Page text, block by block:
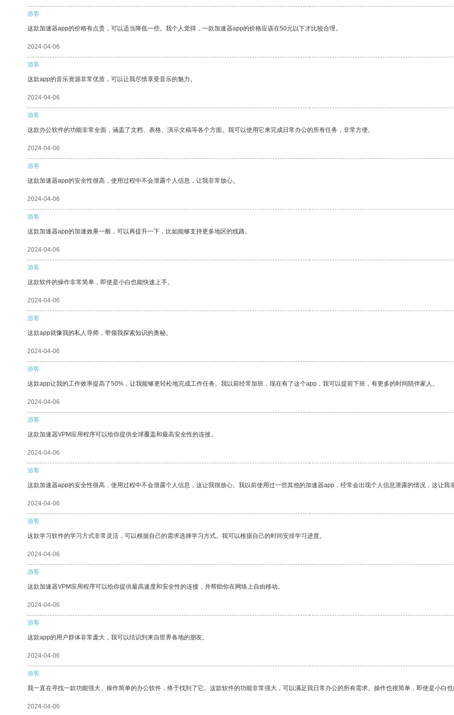
游客
这款加速器app的价格有点贵，可以适当降低一些。我个人觉得，一款加速器app的价格应该在50元以下才比较合理。
2024-04-06
游客
这款app的音乐资源非常优质，可以让我尽情享受音乐的魅力。
2024-04-06
游客
这款办公软件的功能非常全面，涵盖了文档、表格、演示文稿等各个方面。我可以使用它来完成日常办公的所有任务，非常方便。
2024-04-06
游客
这款加速器app的安全性很高，使用过程中不会泄露个人信息，让我非常放心。
2024-04-06
游客
这款加速器app的加速效果一般，可以再提升一下，比如能够支持更多地区的线路。
2024-04-06
游客
这款软件的操作非常简单，即使是小白也能快速上手。
2024-04-06
游客
这款app就像我的私人导师，带领我探索知识的奥秘。
2024-04-06
游客
这款app让我的工作效率提高了50%，让我能够更轻松地完成工作任务。我以前经常加班，现在有了这个app，我可以提前下班，有更多的时间陪伴家人。
2024-04-06
游客
这款加速器VPM应用程序可以给你提供全球覆盖和最高安全性的连接。
2024-04-06
游客
这款加速器app的安全性很高，使用过程中不会泄露个人信息，这让我很放心。我以前使用过一些其他的加速器app，经常会出现个人信息泄露的情况，这让我
2024-04-06
游客
这款学习软件的学习方式非常灵活，可以根据自己的需求选择学习方式。我可以根据自己的时间安排学习进度。
2024-04-06
游客
这款加速器VPM应用程序可以给你提供最高速度和安全性的连接，并帮助你在网络上自由移动。
2024-04-06
游客
这款app的用户群体非常庞大，我可以结识到来自世界各地的朋友。
2024-04-06
游客
我一直在寻找一款功能强大、操作简单的办公软件，终于找到了它。这款软件的功能非常强大，可以满足我日常办公的所有需求。操作也很简单，即使是小白也
2024-04-06